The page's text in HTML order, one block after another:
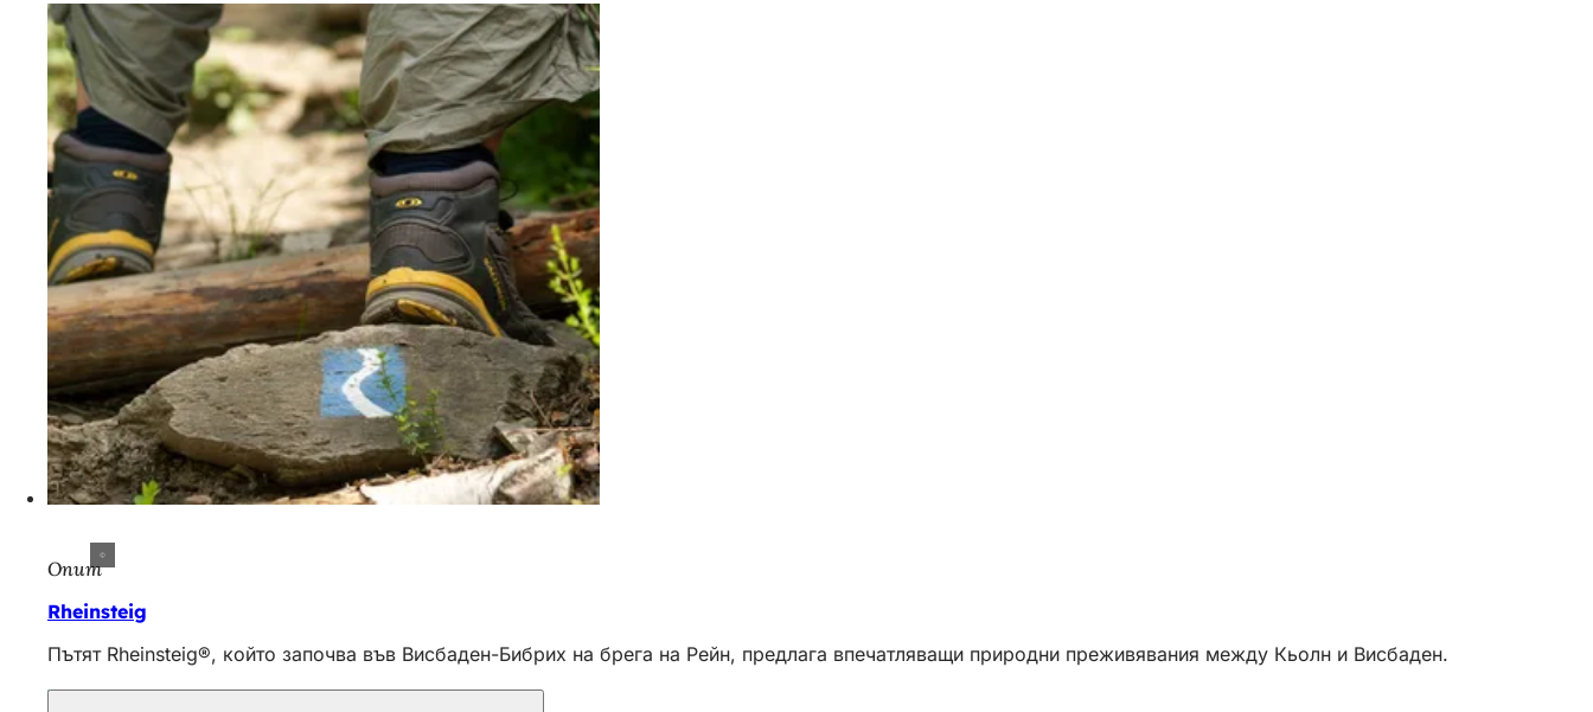
Опит
Rheinsteig
Пътят Rheinsteig®, който започва във Висбаден-Бибрих на брега на Рейн, предлага впечатляващи природни преживявания между Кьолн и Висбаден.